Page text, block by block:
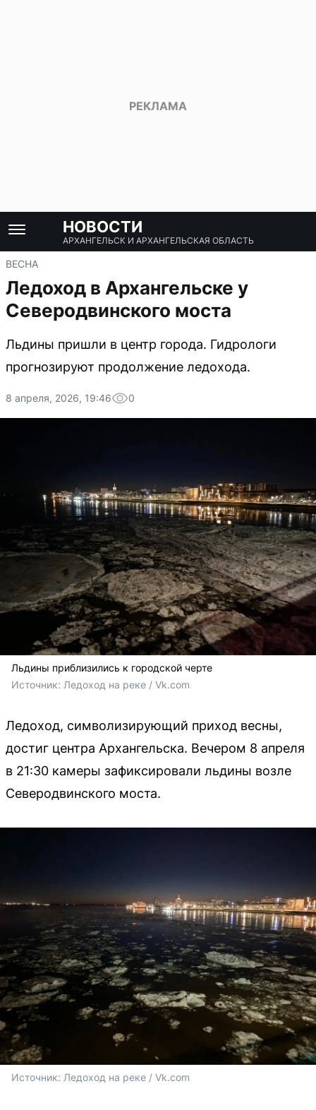
НОВОСТИ
АРХАНГЕЛЬСК И АРХАНГЕЛЬСКАЯ ОБЛАСТЬ
ВЕСНА
Ледоход в Архангельске у
Северодвинского моста
Льдины пришли в центр города. Гидрологи
прогнозируют продолжение ледохода.
8 апреля, 2026, 19:46 0
Льдины приблизились к городской черте
Источник: Ледоход на реке / Vk.com
Ледоход, символизирующий приход весны,
достиг центра Архангельска. Вечером 8 апреля
в 21:30 камеры зафиксировали льдины возле
Северодвинского моста.
Источник: Ледоход на реке / Vk.com